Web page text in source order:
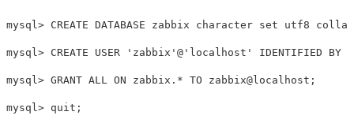
mysql> CREATE DATABASE zabbix character set utf8
mysql> CREATE USER 'zabbix'@'localhost' IDENTIFIED BY
mysql> GRANT ALL ON zabbix.* TO zabbix@localhost;